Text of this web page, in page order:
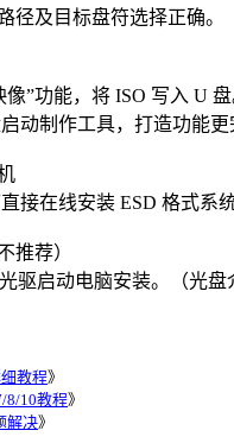
及目标盘符选择正确。
功能，将 ISO 写入 U
制作工具，打造功能更
接在线安装 ESD 格式系
荐）
启动电脑安装。（光盘
教程》
8/10教程》
解决》